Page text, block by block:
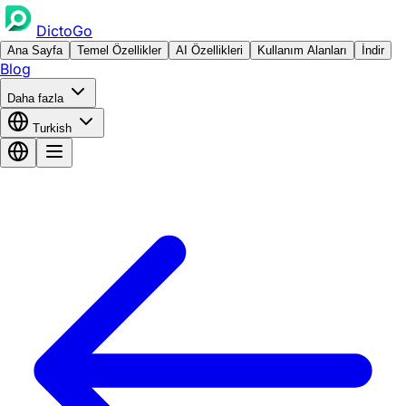
DictoGo
Ana Sayfa Temel Özellikler AI Özellikleri Kullanım Alanları İndir
Blog
Daha fazla
Turkish